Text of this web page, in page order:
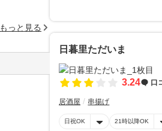
日暮里ただいま
3.24 口
居酒屋 串揚げ
日祝OK 21時以降OK
もっと見る